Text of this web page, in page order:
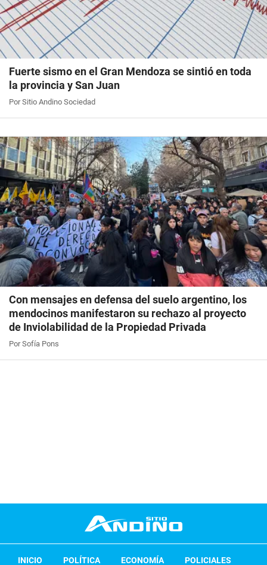
Fuerte sismo en el Gran Mendoza se sintió en toda
la provincia y San Juan
Por Sitio Andino Sociedad
Con mensajes en defensa del suelo argentino, los
mendocinos manifestaron su rechazo al proyecto
de Inviolabilidad de la Propiedad Privada
Por Sofía Pons
INICIO POLÍTICA ECONOMÍA POLICIALES